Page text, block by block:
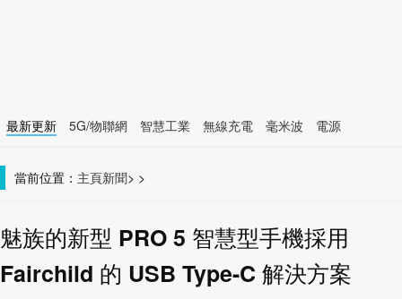
最新更新 5G/物聯網 智慧工業 無線充電 毫米波
電源
當前位置： 主頁 >
新聞 >
魅族的新型 PRO 5 智慧型手機採用
Fairchild 的 USB Type-C 解決方案